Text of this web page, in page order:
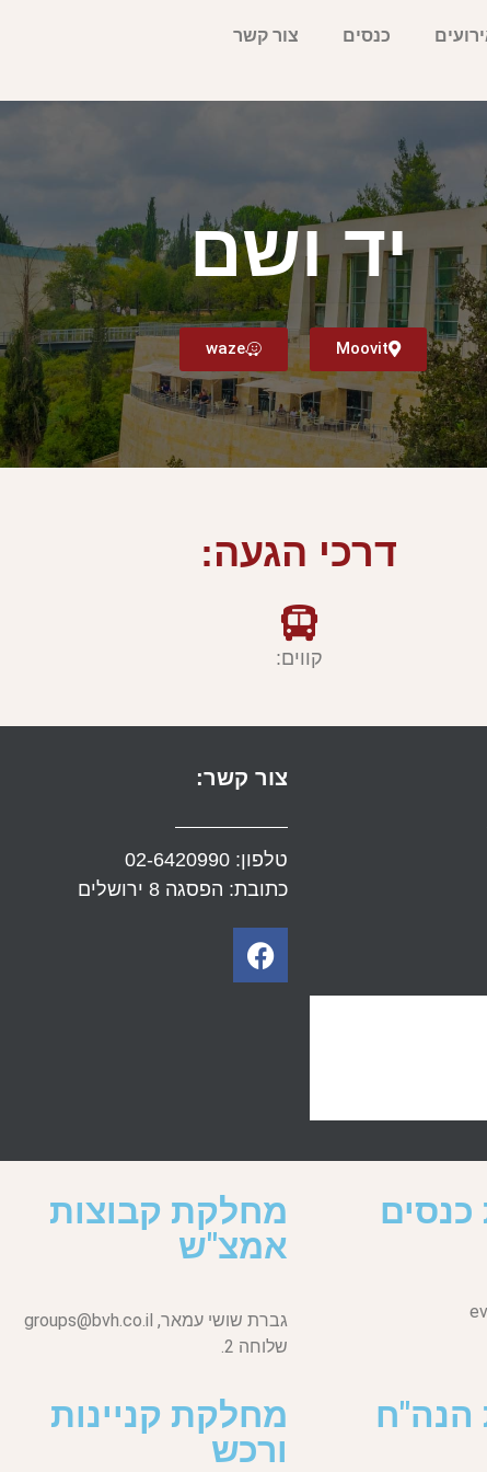
כנסים צור קשר
יד ושם
Moovit
waze
דרכי הגעה:
קווים:
צור קשר:
טלפון: 02-6420990
כתובת: הפסגה 8 ירושלים
מחלקת קבוצות
אמצ"ש
גברת שושי עמאר, groups@bvh.co.il
שלוחה 2.
מחלקת קניינות
ורכש